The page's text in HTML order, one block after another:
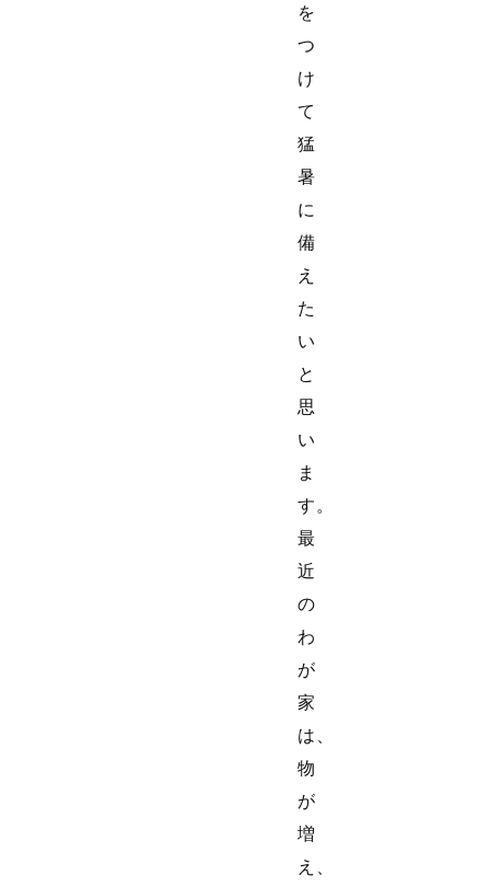
を
つ
け
て
猛
暑
に
備
え
た
い
と
思
い
ま
す。
最
近
の
わ
が
家
は、
物
が
増
え、